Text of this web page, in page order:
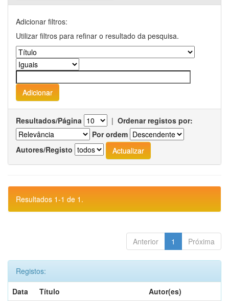
Adicionar filtros:
Utilizar filtros para refinar o resultado da pesquisa.
Resultados/Página | Ordenar registos por:
Por ordem
Autores/Registo
Resultados 1-1 de 1.
Anterior 1 Próxima
Registos:
Data
Título Autor(es)